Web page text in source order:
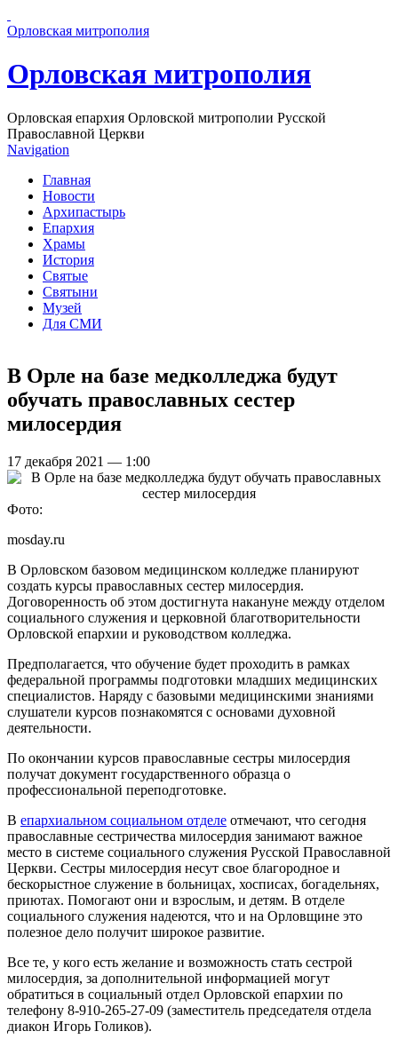
Орловская митрополия
Орловская митрополия
Орловская епархия Орловской митрополии Русской
Православной Церкви
Navigation
Главная
Новости
Архипастырь
Епархия
Храмы
История
Святые
Святыни
Музей
Для СМИ
В Орле на базе медколледжа будут
обучать православных сестер
милосердия
17 декабря 2021 — 1:00
Фото:
mosday.ru
В Орловском базовом медицинском колледже планируют
создать курсы православных сестер милосердия.
Договоренность об этом достигнута накануне между отделом
социального служения и церковной благотворительности
Орловской епархии и руководством колледжа.
Предполагается, что обучение будет проходить в рамках
федеральной программы подготовки младших медицинских
специалистов. Наряду с базовыми медицинскими знаниями
слушатели курсов познакомятся с основами духовной
деятельности.
По окончании курсов православные сестры милосердия
получат документ государственного образца о
профессиональной переподготовке.
В епархиальном социальном отделе отмечают, что сегодня
православные сестричества милосердия занимают важное
место в системе социального служения Русской Православной
Церкви. Сестры милосердия несут свое благородное и
бескорыстное служение в больницах, хосписах, богадельнях,
приютах. Помогают они и взрослым, и детям. В отделе
социального служения надеются, что и на Орловщине это
полезное дело получит широкое развитие.
Все те, у кого есть желание и возможность стать сестрой
милосердия, за дополнительной информацией могут
обратиться в социальный отдел Орловской епархии по
телефону 8-910-265-27-09 (заместитель председателя отдела
диакон Игорь Голиков).